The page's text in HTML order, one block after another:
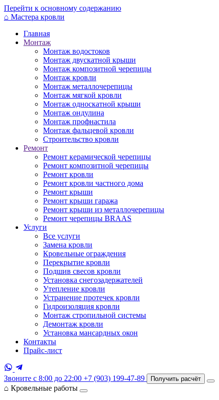
Перейти к основному содержанию
⌂ Мастера кровли
Главная
Монтаж
Монтаж водостоков
Монтаж двускатной крыши
Монтаж композитной черепицы
Монтаж кровли
Монтаж металлочерепицы
Монтаж мягкой кровли
Монтаж односкатной крыши
Монтаж ондулина
Монтаж профнастила
Монтаж фальцевой кровли
Строительство кровли
Ремонт
Ремонт керамической черепицы
Ремонт композитной черепицы
Ремонт кровли
Ремонт кровли частного дома
Ремонт крыши
Ремонт крыши гаража
Ремонт крыши из металлочерепицы
Ремонт черепицы BRAAS
Услуги
Все услуги
Замена кровли
Кровельные ограждения
Перекрытие кровли
Подшив свесов кровли
Установка снегозадержателей
Утепление кровли
Устранение протечек кровли
Гидроизоляция кровли
Монтаж стропильной системы
Демонтаж кровли
Установка мансардных окон
Контакты
Прайс-лист
Звоните с 8:00 до 22:00 +7 (903) 199-47-89 Получить расчёт
⌂ Кровельные работы